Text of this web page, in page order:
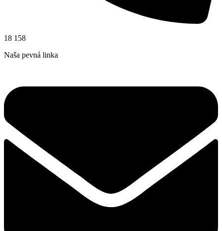
18 158
Naša pevná linka